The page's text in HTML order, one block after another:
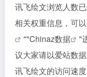
讯飞绘文浏览人数
相关权重信息，可
""Chinaz数据
"
议大家请以爱站数
讯飞绘文的访问速